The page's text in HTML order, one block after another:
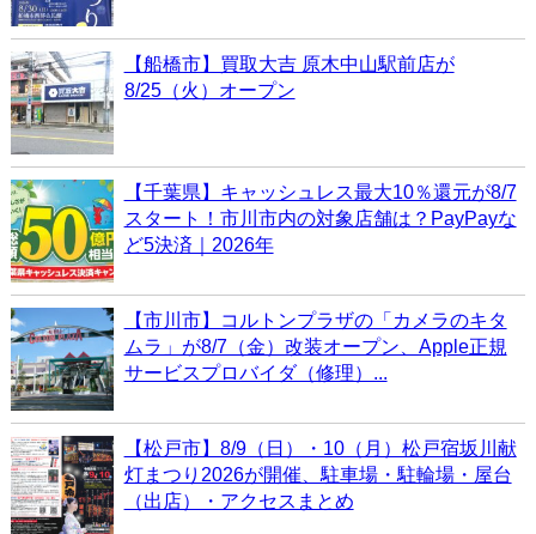
【船橋市】買取大吉 原木中山駅前店が
8/25（火）オープン
【千葉県】キャッシュレス最大10％還元が8/7
スタート！市川市内の対象店舗は？PayPayな
ど5決済｜2026年
【市川市】コルトンプラザの「カメラのキタ
ムラ」が8/7（金）改装オープン、Apple正規
サービスプロバイダ（修理）...
【松戸市】8/9（日）・10（月）松戸宿坂川献
灯まつり2026が開催、駐車場・駐輪場・屋台
（出店）・アクセスまとめ